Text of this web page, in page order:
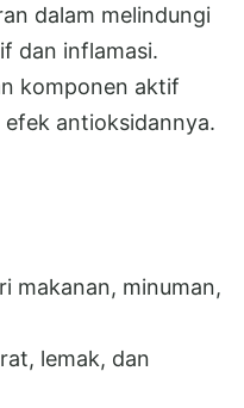
dalam melindungi
dan inflamasi.
komponen aktif
antioksidannya.
makanan, minuman,
lemak, dan